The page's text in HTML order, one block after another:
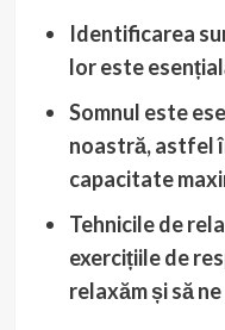
Identificarea
lor este
Somnul este
noastră, astfel
capacitate
Tehnicile de
exercițiile de
relaxăm și să